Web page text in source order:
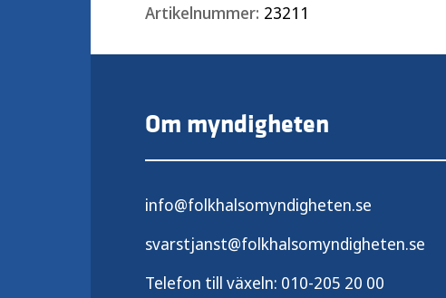
Artikelnummer: 23211
Om myndigheten
info@folkhalsomyndigheten.se
svarstjanst@folkhalsomyndigheten.se
Telefon till växeln: 010-205 20 00